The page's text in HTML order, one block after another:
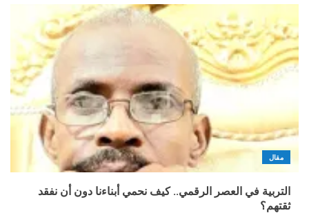
مقال
التربية في العصر الرقمي.. كيف نحمي أبناءنا دون أن نفقد
ثقتهم؟